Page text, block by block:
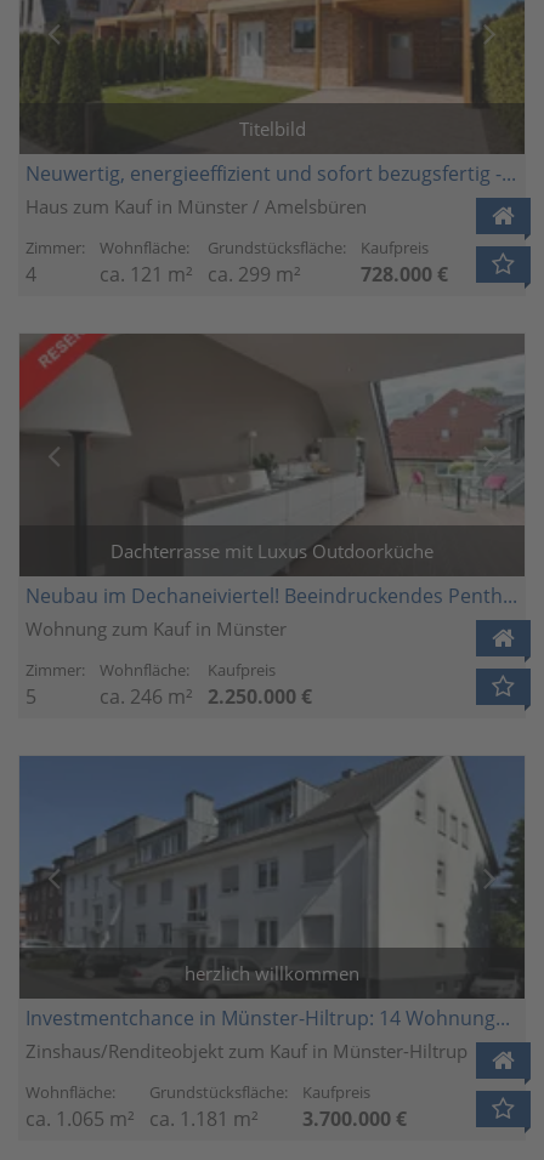
Titelbild
Neuwertig, energieeffizient und sofort bezugsfertig - Moderne DHH mit Garten und EEK A+
Haus zum Kauf in Münster / Amelsbüren
Zimmer:
4
Wohnfläche:
ca. 121 m²
Grundstücksfläche:
ca. 299 m²
Kaufpreis
728.000 €
Dachterrasse mit Luxus Outdoorküche
Neubau im Dechaneiviertel! Beeindruckendes Penthouse!
Wohnung zum Kauf in Münster
Zimmer:
5
Wohnfläche:
ca. 246 m²
Kaufpreis
2.250.000 €
herzlich willkommen
Investmentchance in Münster-Hiltrup: 14 Wohnungen, zwei Häuser, ein Portfolio
Zinshaus/Renditeobjekt zum Kauf in Münster-Hiltrup
Wohnfläche:
ca. 1.065 m²
Grundstücksfläche:
ca. 1.181 m²
Kaufpreis
3.700.000 €